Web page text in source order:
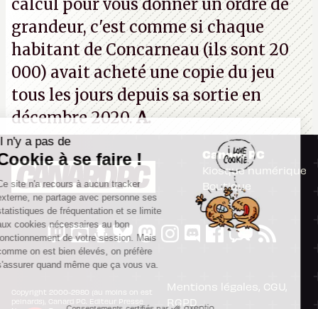
calcul pour vous donner un ordre de
grandeur, c'est comme si chaque
habitant de Concarneau (ils sont 20
000) avait acheté une copie du jeu
tous les jours depuis sa sortie en
décembre 2020.A.
Canard PC
Kiosque numérique
Boutique
Copyright 2000-2980 (au moins on est
peinards), Canard PC. Editeur Presse
Mentions légales, CGU,
RGPD
Il n'y a pas de
Cookie à se faire !
Ce site n'a recours à aucun tracker
externe, ne partage avec personne ses
statistiques de fréquentation et se limite
aux cookies nécessaires au bon
fonctionnement de votre session. Mais
comme on est bien élevés, on préfère
s'assurer quand même que ça vous va.